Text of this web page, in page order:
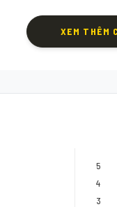
XEM THÊM
5
4
3